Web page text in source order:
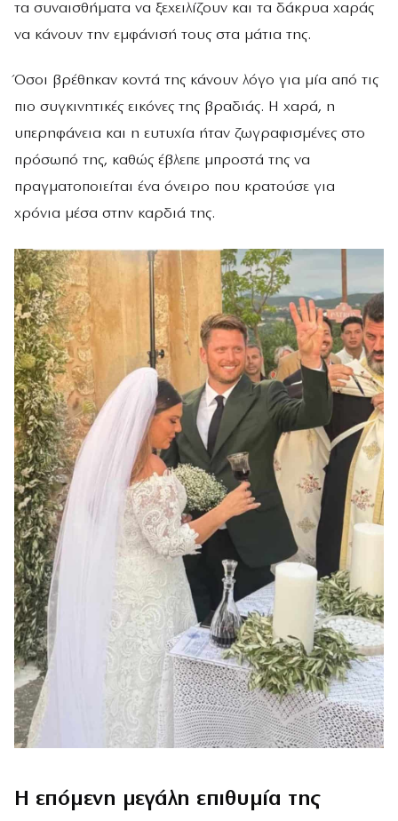
τα συναισθήματα να ξεχειλίζουν και τα δάκρυα χαράς
να κάνουν την εμφάνισή τους στα μάτια της.
Όσοι βρέθηκαν κοντά της κάνουν λόγο για μία από τις
πιο συγκινητικές εικόνες της βραδιάς. Η χαρά, η
υπερηφάνεια και η ευτυχία ήταν ζωγραφισμένες στο
πρόσωπό της, καθώς έβλεπε μπροστά της να
πραγματοποιείται ένα όνειρο που κρατούσε για
χρόνια μέσα στην καρδιά της.
Η επόμενη μεγάλη επιθυμία της